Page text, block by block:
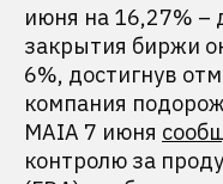
июня на 16,27% –
закрытия биржи
6%, достигнув
компания
MAIA 7 июня
контролю за